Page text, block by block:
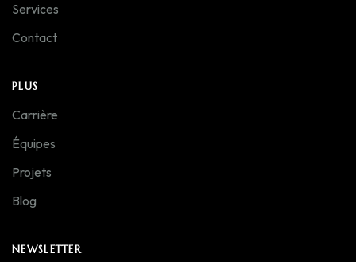
Services
Contact
PLUS
Carrière
Équipes
Projets
Blog
NEWSLETTER